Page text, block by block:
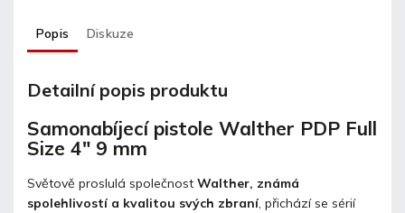
Popis Diskuze
Detailní popis produktu
Samonabíjecí pistole Walther PDP Full
Size 4" 9 mm
Světově proslulá společnost Walther, známá
spolehlivostí a kvalitou svých zbraní, přichází se sérií